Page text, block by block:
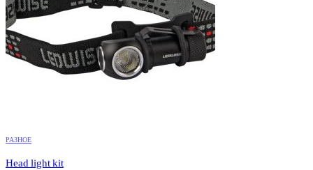
РАЗНОЕ
Head light kit